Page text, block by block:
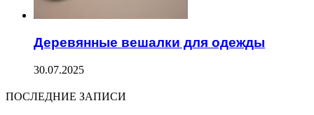
Деревянные вешалки для одежды
30.07.2025
ПОСЛЕДНИЕ ЗАПИСИ